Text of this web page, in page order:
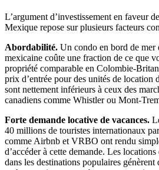
L’argument d’investissement en faveur
Mexique repose sur plusieurs facteurs
Abordabilité. Un condo en bord de mer
mexicaine coûte une fraction de ce que
propriété comparable en Colombie-
prix d’entrée pour des unités de location
sont nettement inférieurs à ceux des
canadiens comme Whistler ou Mont-
Forte demande locative de vacances.
40 millions de touristes internationaux
comme Airbnb et VRBO ont rendu
d’accéder à cette demande. Les
dans les destinations populaires